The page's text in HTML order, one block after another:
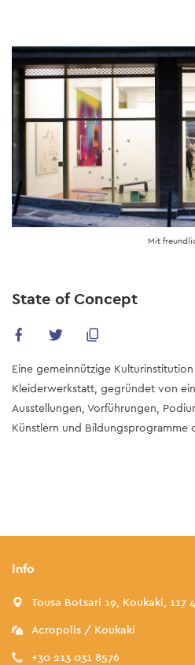
to
main
Mit
State of Concept
Eine gemeinnützige
Kleiderwerkstatt, gegründet von
Ausstellungen, Vorführungen,
Künstlern und Bildungsprogramme
Info
Tousa Botsari 19, Koukaki, 117
Acropolis / Koukaki
+30 213 031 8576